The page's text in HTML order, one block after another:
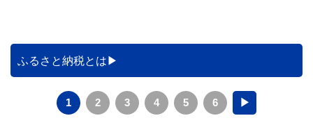
ふるさと納税とは
1 2 3 4 5 6 ▶